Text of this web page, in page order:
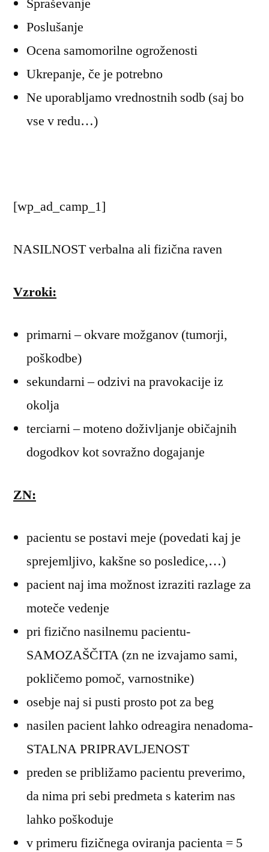
Poslušanje
Ocena samomorilne ogroženosti
Ukrepanje, če je potrebno
Ne uporabljamo vrednostnih sodb (saj bo
vse v redu…)
[wp_ad_camp_1]
NASILNOST verbalna ali fizična raven
Vzroki:
primarni – okvare možganov (tumorji,
poškodbe)
sekundarni – odzivi na pravokacije iz
okolja
terciarni – moteno doživljanje običajnih
dogodkov kot sovražno dogajanje
ZN:
pacientu se postavi meje (povedati kaj je
sprejemljivo, kakšne so posledice,…)
pacient naj ima možnost izraziti razlage za
moteče vedenje
pri fizično nasilnemu pacientu-
SAMOZAŠČITA (zn ne izvajamo sami,
pokličemo pomoč, varnostnike)
osebje naj si pusti prosto pot za beg
nasilen pacient lahko odreagira nenadoma-
STALNA PRIPRAVLJENOST
preden se približamo pacientu preverimo,
da nima pri sebi predmeta s katerim nas
lahko poškoduje
v primeru fizičnega oviranja pacienta = 5